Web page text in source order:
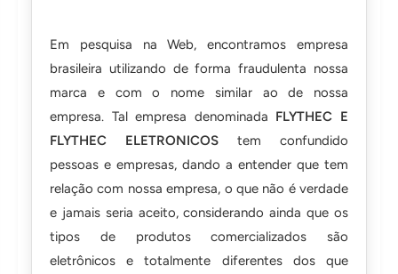
Em pesquisa na Web, encontramos empresa
brasileira utilizando de forma fraudulenta nossa
marca e com o nome similar ao de nossa
empresa. Tal empresa denominada FLYTHEC E
FLYTHEC ELETRONICOS tem confundido
pessoas e empresas, dando a entender que tem
relação com nossa empresa, o que não é verdade
e jamais seria aceito, considerando ainda que os
tipos de produtos comercializados são
eletrônicos e totalmente diferentes dos que